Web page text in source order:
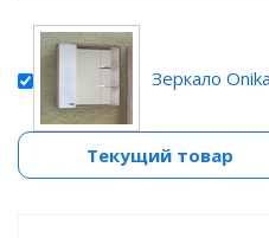
Зеркало
Текущий товар